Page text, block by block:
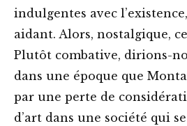
indulgentes avec
aidant. Alors, nostalgique,
Plutôt combative, dirions-
dans une époque que
par une perte de
d’art dans une société qui